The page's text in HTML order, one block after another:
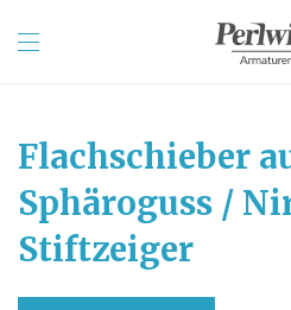
Flachschieber
Sphäroguss /
Stiftzeiger